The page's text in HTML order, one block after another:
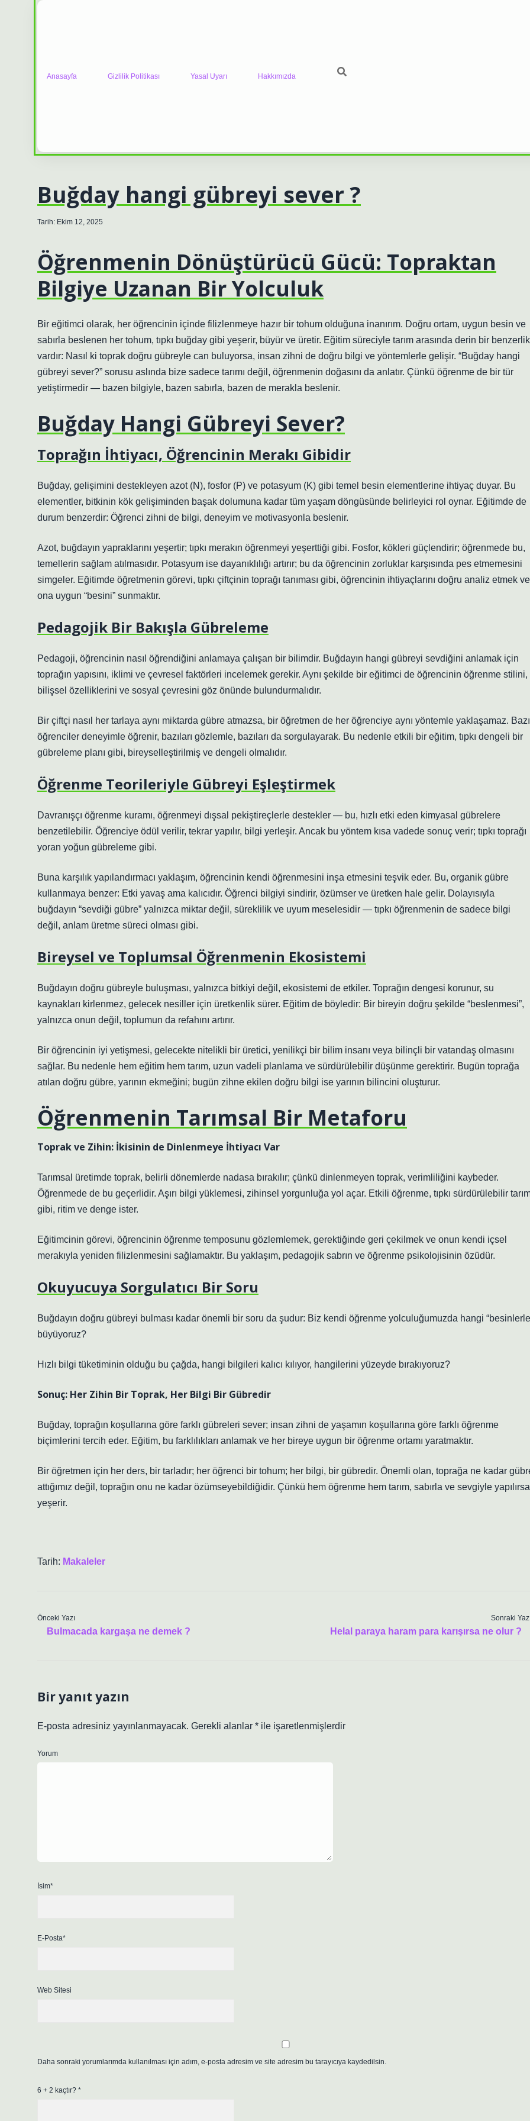
Anasayfa Gizlilik Politikası Yasal Uyarı Hakkımızda
Buğday hangi gübreyi sever ?
Tarih: Ekim 12, 2025
Öğrenmenin Dönüştürücü Gücü: Topraktan
Bilgiye Uzanan Bir Yolculuk
Bir eğitimci olarak, her öğrencinin içinde filizlenmeye hazır bir tohum olduğuna inanırım. Doğru ortam, uygun besin ve
sabırla beslenen her tohum, tıpkı buğday gibi yeşerir, büyür ve üretir. Eğitim süreciyle tarım arasında derin bir benzerlik
vardır: Nasıl ki toprak doğru gübreyle can buluyorsa, insan zihni de doğru bilgi ve yöntemlerle gelişir. “Buğday hangi
gübreyi sever?” sorusu aslında bize sadece tarımı değil, öğrenmenin doğasını da anlatır. Çünkü öğrenme de bir tür
yetiştirmedir — bazen bilgiyle, bazen sabırla, bazen de merakla beslenir.
Buğday Hangi Gübreyi Sever?
Toprağın İhtiyacı, Öğrencinin Merakı Gibidir
Buğday, gelişimini destekleyen azot (N), fosfor (P) ve potasyum (K) gibi temel besin elementlerine ihtiyaç duyar. Bu
elementler, bitkinin kök gelişiminden başak dolumuna kadar tüm yaşam döngüsünde belirleyici rol oynar. Eğitimde de
durum benzerdir: Öğrenci zihni de bilgi, deneyim ve motivasyonla beslenir.
Azot, buğdayın yapraklarını yeşertir; tıpkı merakın öğrenmeyi yeşerttiği gibi. Fosfor, kökleri güçlendirir; öğrenmede bu,
temellerin sağlam atılmasıdır. Potasyum ise dayanıklılığı artırır; bu da öğrencinin zorluklar karşısında pes etmemesini
simgeler. Eğitimde öğretmenin görevi, tıpkı çiftçinin toprağı tanıması gibi, öğrencinin ihtiyaçlarını doğru analiz etmek ve
ona uygun “besini” sunmaktır.
Pedagojik Bir Bakışla Gübreleme
Pedagoji, öğrencinin nasıl öğrendiğini anlamaya çalışan bir bilimdir. Buğdayın hangi gübreyi sevdiğini anlamak için
toprağın yapısını, iklimi ve çevresel faktörleri incelemek gerekir. Aynı şekilde bir eğitimci de öğrencinin öğrenme stilini,
bilişsel özelliklerini ve sosyal çevresini göz önünde bulundurmalıdır.
Bir çiftçi nasıl her tarlaya aynı miktarda gübre atmazsa, bir öğretmen de her öğrenciye aynı yöntemle yaklaşamaz. Bazı
öğrenciler deneyimle öğrenir, bazıları gözlemle, bazıları da sorgulayarak. Bu nedenle etkili bir eğitim, tıpkı dengeli bir
gübreleme planı gibi, bireyselleştirilmiş ve dengeli olmalıdır.
Öğrenme Teorileriyle Gübreyi Eşleştirmek
Davranışçı öğrenme kuramı, öğrenmeyi dışsal pekiştireçlerle destekler — bu, hızlı etki eden kimyasal gübrelere
benzetilebilir. Öğrenciye ödül verilir, tekrar yapılır, bilgi yerleşir. Ancak bu yöntem kısa vadede sonuç verir; tıpkı toprağı
yoran yoğun gübreleme gibi.
Buna karşılık yapılandırmacı yaklaşım, öğrencinin kendi öğrenmesini inşa etmesini teşvik eder. Bu, organik gübre
kullanmaya benzer: Etki yavaş ama kalıcıdır. Öğrenci bilgiyi sindirir, özümser ve üretken hale gelir. Dolayısıyla
buğdayın “sevdiği gübre” yalnızca miktar değil, süreklilik ve uyum meselesidir — tıpkı öğrenmenin de sadece bilgi
değil, anlam üretme süreci olması gibi.
Bireysel ve Toplumsal Öğrenmenin Ekosistemi
Buğdayın doğru gübreyle buluşması, yalnızca bitkiyi değil, ekosistemi de etkiler. Toprağın dengesi korunur, su
kaynakları kirlenmez, gelecek nesiller için üretkenlik sürer. Eğitim de böyledir: Bir bireyin doğru şekilde “beslenmesi”,
yalnızca onun değil, toplumun da refahını artırır.
Bir öğrencinin iyi yetişmesi, gelecekte nitelikli bir üretici, yenilikçi bir bilim insanı veya bilinçli bir vatandaş olmasını
sağlar. Bu nedenle hem eğitim hem tarım, uzun vadeli planlama ve sürdürülebilir düşünme gerektirir. Bugün toprağa
atılan doğru gübre, yarının ekmeğini; bugün zihne ekilen doğru bilgi ise yarının bilincini oluşturur.
Öğrenmenin Tarımsal Bir Metaforu
Toprak ve Zihin: İkisinin de Dinlenmeye İhtiyacı Var
Tarımsal üretimde toprak, belirli dönemlerde nadasa bırakılır; çünkü dinlenmeyen toprak, verimliliğini kaybeder.
Öğrenmede de bu geçerlidir. Aşırı bilgi yüklemesi, zihinsel yorgunluğa yol açar. Etkili öğrenme, tıpkı sürdürülebilir
gibi, ritim ve denge ister.
Eğitimcinin görevi, öğrencinin öğrenme temposunu gözlemlemek, gerektiğinde geri çekilmek ve onun kendi içsel
merakıyla yeniden filizlenmesini sağlamaktır. Bu yaklaşım, pedagojik sabrın ve öğrenme psikolojisinin özüdür.
Okuyucuya Sorgulatıcı Bir Soru
Buğdayın doğru gübreyi bulması kadar önemli bir soru da şudur: Biz kendi öğrenme yolculuğumuzda hangi
büyüyoruz?
Hızlı bilgi tüketiminin olduğu bu çağda, hangi bilgileri kalıcı kılıyor, hangilerini yüzeyde bırakıyoruz?
Sonuç: Her Zihin Bir Toprak, Her Bilgi Bir Gübredir
Buğday, toprağın koşullarına göre farklı gübreleri sever; insan zihni de yaşamın koşullarına göre farklı öğrenme
biçimlerini tercih eder. Eğitim, bu farklılıkları anlamak ve her bireye uygun bir öğrenme ortamı yaratmaktır.
Bir öğretmen için her ders, bir tarladır; her öğrenci bir tohum; her bilgi, bir gübredir. Önemli olan, toprağa ne kadar
attığımız değil, toprağın onu ne kadar özümseyebildiğidir. Çünkü hem öğrenme hem tarım, sabırla ve sevgiyle yapılırsa
yeşerir.
Tarih: Makaleler
Önceki Yazı
Bulmacada kargaşa ne demek ?
Sonraki
Helal paraya haram para karışırsa ne olur ?
Bir yanıt yazın
E-posta adresiniz yayınlanmayacak. Gerekli alanlar * ile işaretlenmişlerdir
Yorum
İsim*
E-Posta*
Web Sitesi
Daha sonraki yorumlarımda kullanılması için adım, e-posta adresim ve site adresim bu tarayıcıya kaydedilsin.
6 + 2 kaçtır? *